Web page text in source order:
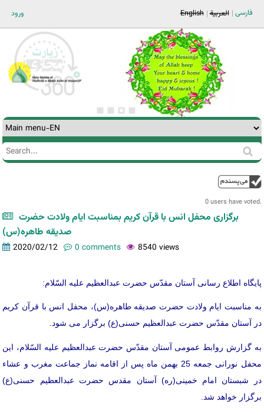
ورود فارسی العربية English
Search
Search
0 users have voted.
برگزاری محفل انس با قرآن کریم بمناسبت ایام ولادت حضرت
صدیقه طاهره(س)
2020/02/12 0 comments 8540 views
پایگاه اطلاع رسانی آستان مقدّس حضرت عبدالعظیم علیه السّلام:
به مناسبت ایام ولادت حضرت صدیقه طاهره(س)، محفل انس با قرآن کریم
در آستان مقدّس حضرت عبدالعظیم حسنی(ع) برگزار می شود.
به گزارش روابط عمومی آستان مقدّس حضرت عبدالعظیم علیه السّلام، این
محفل نورانی جمعه 25 بهمن ماه پس از اقامه نماز جماعت مغرب و عشاء
در شبستان امام خمینی(ره) آستان مقدس حضرت عبدالعظیم حسنی(ع)
برگزار خواهد شد.